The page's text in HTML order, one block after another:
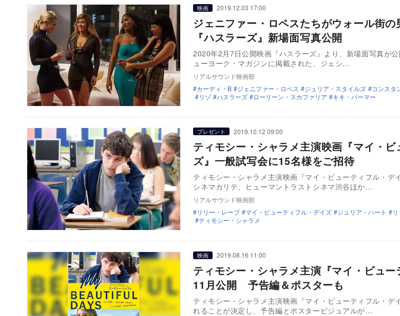
映画 2019.12.03 17:00
ジェニファー・ロペスたちがウォール街
『ハスラーズ』新場面写真公開
2020年2月7日公開映画『ハスラーズ』より、新場面写真が
ューヨーク・マガジンに掲載された、ジェシ…
リアルサウンド映画部
カーディ・B
ジェニファー・ロペス ジュリア・スタイルズ コンスタ
リゾ
ハスラーズ ローリーン・スカファリア キキ・パーマー
プレゼント 2019.10.12 09:00
ティモシー・シャラメ主演映画『マイ・
ズ』一般試写会に15名様をご招待
ティモシー・シャラメ主演映画『マイ・ビューティフル・デ
シネマカリテ、ヒューマントラストシネマ渋谷ほか…
リアルサウンド映画部
リリー・レーブ
マイ・ビューティフル・デイズ ジュリア・ハート
ティモシー・シャラメ
映画 2019.08.16 11:00
ティモシー・シャラメ主演『マイ・ビュー
11月公開 予告編＆ポスターも
ティモシー・シャラメ主演映画『マイ・ビューティフル・デ
れることが決定し、予告編とポスタービジュアルが…